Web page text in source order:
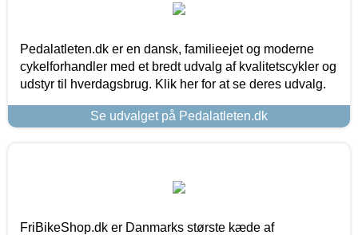
Pedalatleten.dk er en dansk, familieejet og moderne
cykelforhandler med et bredt udvalg af kvalitetscykler og
udstyr til hverdagsbrug. Klik her for at se deres udvalg.
Se udvalget på Pedalatleten.dk
FriBikeShop.dk er Danmarks største kæde af